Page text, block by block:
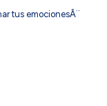
tus emocionesÂ¨